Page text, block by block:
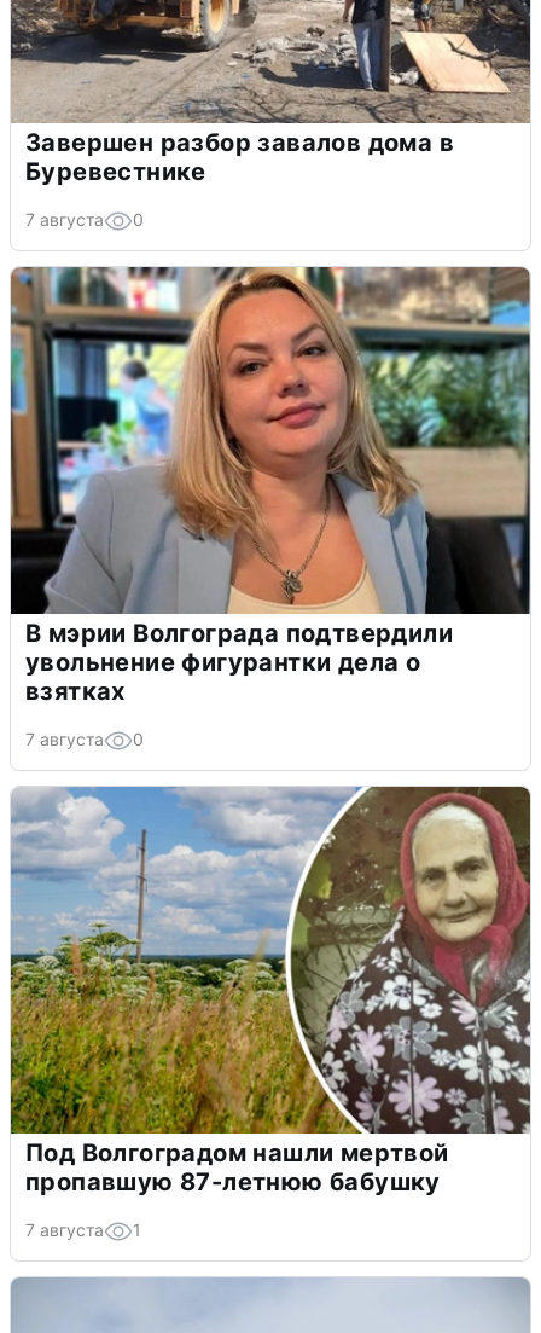
Завершен разбор завалов дома в
Буревестнике
7 августа 0
В мэрии Волгограда подтвердили
увольнение фигурантки дела о
взятках
7 августа 0
Под Волгоградом нашли мертвой
пропавшую 87-летнюю бабушку
7 августа 1